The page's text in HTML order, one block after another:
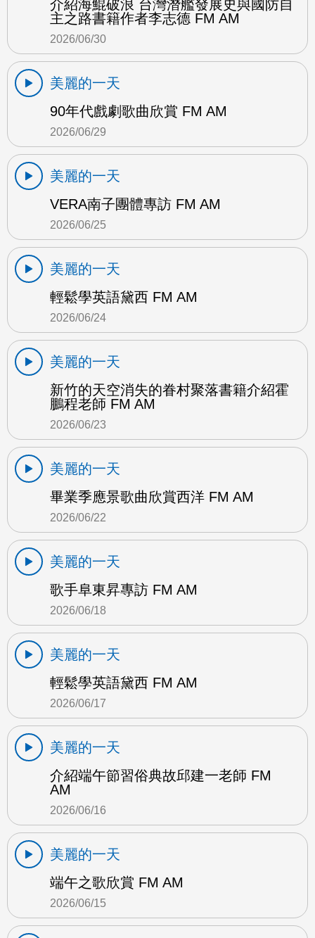
介紹海鯤破浪 台灣潛艦發展史與國防自
主之路書籍作者李志德 FM AM
2026/06/30
美麗的一天
90年代戲劇歌曲欣賞 FM AM
2026/06/29
美麗的一天
VERA南子團體專訪 FM AM
2026/06/25
美麗的一天
輕鬆學英語黛西 FM AM
2026/06/24
美麗的一天
新竹的天空消失的眷村聚落書籍介紹霍
鵬程老師 FM AM
2026/06/23
美麗的一天
畢業季應景歌曲欣賞西洋 FM AM
2026/06/22
美麗的一天
歌手阜東昇專訪 FM AM
2026/06/18
美麗的一天
輕鬆學英語黛西 FM AM
2026/06/17
美麗的一天
介紹端午節習俗典故邱建一老師 FM
AM
2026/06/16
美麗的一天
端午之歌欣賞 FM AM
2026/06/15